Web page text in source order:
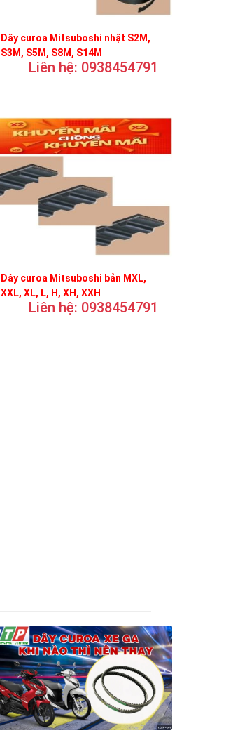
Dây curoa Mitsuboshi nhật S2M,
S3M, S5M, S8M, S14M
Liên hệ: 0938454791
Dây curoa Mitsuboshi bản MXL,
XXL, XL, L, H, XH, XXH
Liên hệ: 0938454791